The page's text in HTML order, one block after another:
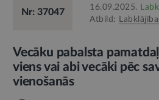
Nr: 37047 16.09.2025.
Atbild:
Vecāku pabalsta
viens vai abi vecāki pēc
vienošanās